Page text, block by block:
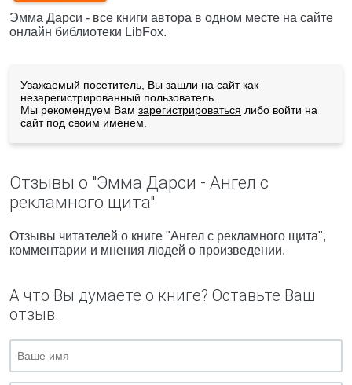
Эмма Дарси - все книги автора в одном месте на сайте
онлайн библиотеки LibFox.
Уважаемый посетитель, Вы зашли на сайт как
незарегистрированный пользователь.
Мы рекомендуем Вам зарегистрироваться либо войти на
сайт под своим именем.
Отзывы о "Эмма Дарси - Ангел с
рекламного щита"
Отзывы читателей о книге "Ангел с рекламного щита",
комментарии и мнения людей о произведении.
А что Вы думаете о книге? Оставьте Ваш
отзыв.